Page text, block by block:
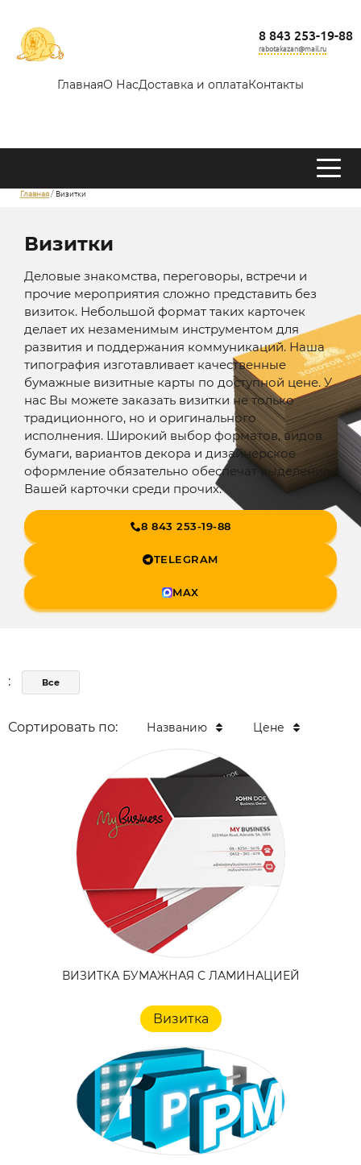
ГлавнаяО НасДоставка и оплатаКонтакты
8 843 253-19-88
rabotakazan@mail.ru
Главная Визитки
Визитки
Деловые знакомства, переговоры, встречи и
прочие мероприятия сложно представить без
визиток. Небольшой формат таких карточек
делает их незаменимым инструментом для
развития и поддержания коммуникаций. Наша
типография изготавливает качественные
бумажные визитные карты по доступной цене. У
нас Вы можете заказать визитки не только
традиционного, но и оригинального
исполнения. Широкий выбор форматов, видов
бумаги, вариантов декора и дизайнерское
оформление обязательно обеспечат выделение
Вашей карточки среди прочих.
8 843 253-19-88
TELEGRAM
MAX
: Все
Сортировать по: Названию Цене
ВИЗИТКА БУМАЖНАЯ С ЛАМИНАЦИЕЙ
Визитка